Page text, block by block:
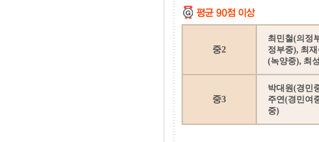
중2
최민철(의정
정부중), 최
(녹양중), 최
중3
박대원(경민
주연(경민여
중)